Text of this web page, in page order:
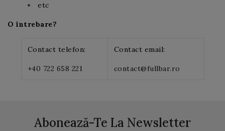
etc
O întrebare?
Contact telefon:
+40 722 658 221
Contact email:
contact@fullbar.ro
Abonează-Te La Newsletter